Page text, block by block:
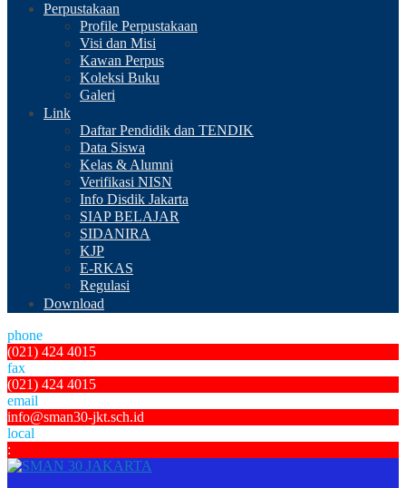
Perpustakaan
Profile Perpustakaan
Visi dan Misi
Kawan Perpus
Koleksi Buku
Galeri
Link
Daftar Pendidik dan TENDIK
Data Siswa
Kelas & Alumni
Verifikasi NISN
Info Disdik Jakarta
SIAP BELAJAR
SIDANIRA
KJP
E-RKAS
Regulasi
Download
phone
(021) 424 4015
fax
(021) 424 4015
email
info@sman30-jkt.sch.id
local
: